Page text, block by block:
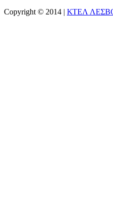
Copyright © 2014 | ΚΤΕΛ